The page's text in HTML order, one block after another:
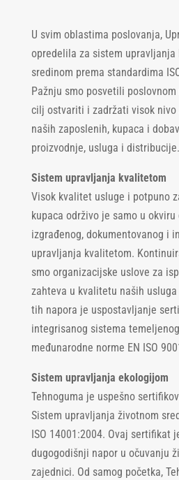
U svim oblastima poslovanja,
opredelila za sistem
sredinom prema standardima
Pažnju smo posvetili
cilj ostvariti i zadržati visok nivo
naših zaposlenih, kupaca i
proizvodnje, usluga i distribucije.
Sistem upravljanja kvalitetom
Visok kvalitet usluge i potpuno
kupaca održivo je samo u
izgrađenog, dokumentovanog i
upravljanja kvalitetom.
smo organizacijske uslove za
zahteva u kvalitetu naših
tih napora je uspostavljanje
integrisanog sistema
međunarodne norme EN ISO
Sistem upravljanja ekologijom
Tehnoguma je uspešno
Sistem upravljanja životnom
ISO 14001:2004. Ovaj sertifikat
dugogodišnji napor u očuvanju
zajednici. Od samog početka,